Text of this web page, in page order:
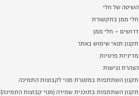
השיטה של חלי
חלי ממן בתקשורת
דרושים – חלי ממן
תקנון תנאי שימוש באתר
מדיניות פרטיות
הצהרת נגישות
תקנון השתתפות במסגרת מנוי לקבוצות התמיכה
תקנון השתתפות בתוכנית שמירה (מנוי קבוצות התמיכה)